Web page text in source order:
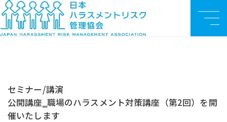
お知らせ
TO
P
セミナー/講
演
公開講座‗職場のハラスメント対策講座（第2回）を開催いたしま
す
セミナー/講演
公開講座‗職場のハラスメント対策講座（第2回）を開
催いたします